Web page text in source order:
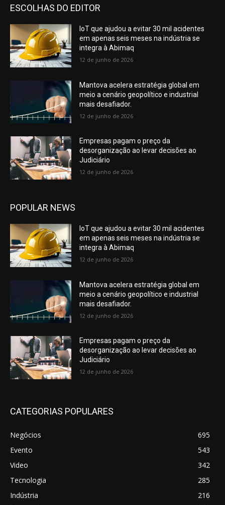
ESCOLHAS DO EDITOR
IoT que ajudou a evitar 30 mil acidentes
em apenas seis meses na indústria se
integra à Abimaq
12 de junho de 2026
Mantova acelera estratégia global em
meio a cenário geopolítico e industrial
mais desafiador.
12 de junho de 2026
Empresas pagam o preço da
desorganização ao levar decisões ao
Judiciário
12 de junho de 2026
POPULAR NEWS
IoT que ajudou a evitar 30 mil acidentes
em apenas seis meses na indústria se
integra à Abimaq
12 de junho de 2026
Mantova acelera estratégia global em
meio a cenário geopolítico e industrial
mais desafiador.
12 de junho de 2026
Empresas pagam o preço da
desorganização ao levar decisões ao
Judiciário
12 de junho de 2026
CATEGORIAS POPULARES
Negócios
695
Evento
543
Video
342
Tecnologia
285
Indústria
216